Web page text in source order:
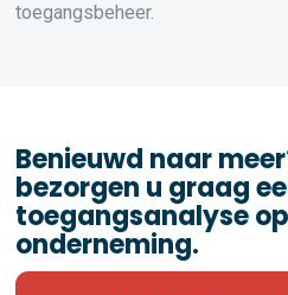
toegangsbeheer.
Benieuwd naar
bezorgen u graag
toegangsanalyse
onderneming.